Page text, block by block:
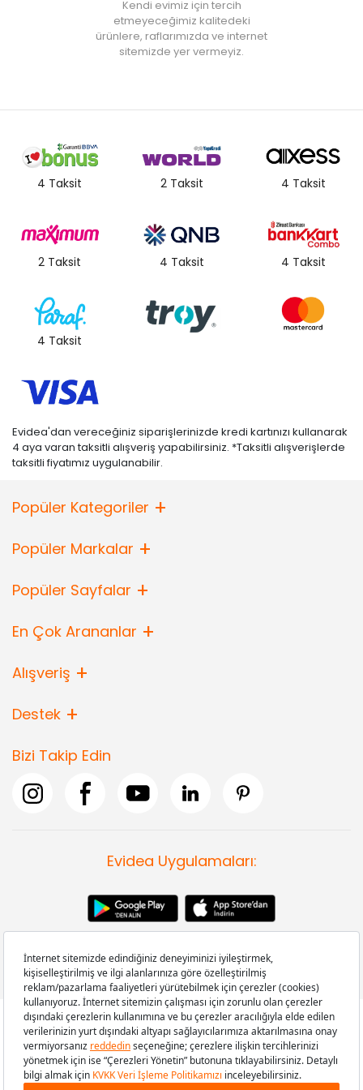
Bu fiyat perakende satışlar için belirlenmiştir. Toplu alımlar
Evidea tarafından incelenecek ve uygun bulunmayan siparişler
• " Ürün görsellerinde ışık, ortam ve dijital düzenlemelere bağlı
Kendi evimiz için tercih
etmeyeceğimiz kalitedeki
ürünlere, raflarımızda ve internet
sitemizde yer vermeyiz.
4 Taksit 2 Taksit 4 Taksit
2 Taksit 4 Taksit 4 Taksit
4 Taksit
Evidea'dan vereceğiniz siparişlerinizde kredi kartınızı kullanarak
4 aya varan taksitli alışveriş yapabilirsiniz. *Taksitli alışverişlerde
taksitli fiyatımız uygulanabilir.
Popüler Kategoriler
Popüler Markalar
Popüler Sayfalar
En Çok Arananlar
Alışveriş
Destek
Bizi Takip Edin
Evidea Uygulamaları:
Copyright © 2008-2026 Evidea.com | Tüm hakları saklıdır.